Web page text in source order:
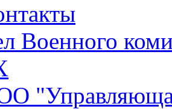
Военного